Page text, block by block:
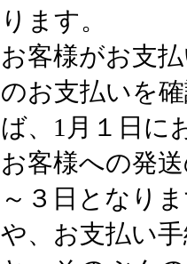
ります。
お客様がお支
のお支払いを
ば、1月１日に
お客様への発
～３日となり
や、お支払い